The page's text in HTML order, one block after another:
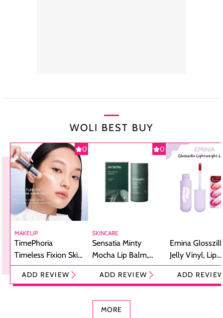
WOLI BEST BUY
0
MAKEUP
TimePhoria
Timeless Fixion Skin
Tint Stick,
Foundation dan
ADD REVIEW
0
SKINCARE
Sensatia Minty
Mocha Lip Balm,
Pelembap Bibir
dengan Aroma
ADD REVIEW
Emina
Jelly Vinyl, Lip
Cream Glossy
Ringan
ADD
MORE